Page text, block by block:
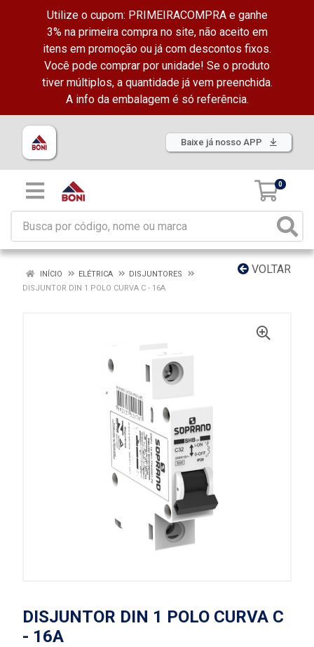
Utilize o cupom: PRIMEIRACOMPRA e ganhe
3% na primeira compra no site, não aceito em
itens em promoção ou já com descontos fixos.
Você pode comprar por unidade! Se o produto
tiver múltiplos, a quantidade já vem preenchida.
A info da embalagem é só referência.
Baixe já nosso APP
0
VOLTAR
INÍCIO ELÉTRICA
DISJUNTORES
DISJUNTOR DIN 1 POLO CURVA C - 16A
DISJUNTOR DIN 1 POLO CURVA C
- 16A